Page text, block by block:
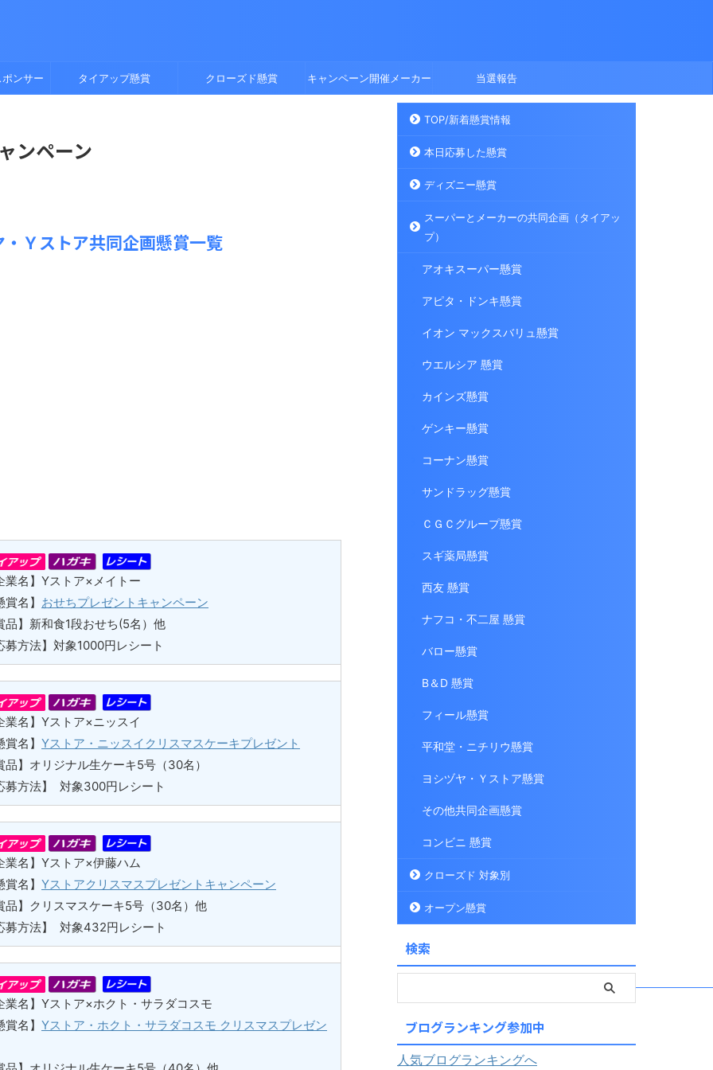
ンサー タイアップ懸賞 クローズド懸賞 キャンペーン開催メーカー 当選報告
ンペーン
Ｙストア共同企画懸賞一覧
業名】Yストア×メイトー
名】 おせちプレゼントキャンペーン
品】新和食1段おせち(5名）他
募方法】対象1000円レシート
業名】Yストア×ニッスイ
名】 Yストア・ニッスイクリスマスケーキプレゼント
品】オリジナル生ケーキ5号（30名）
募方法】 対象300円レシート
業名】Yストア×伊藤ハム
名】 Yストアクリスマスプレゼントキャンペーン
品】クリスマスケーキ5号（30名）他
募方法】 対象432円レシート
業名】Yストア×ホクト・サラダコスモ
名】 Yストア・ホクト・サラダコスモ クリスマスプレゼン
TOP/新着懸賞情報
本日応募した懸賞
ディズニー懸賞
スーパーとメーカーの共同企画（タイアッ
プ）
アオキスーパー懸賞
アピタ・ドンキ懸賞
イオン マックスバリュ懸賞
ウエルシア 懸賞
カインズ懸賞
ゲンキー懸賞
コーナン懸賞
サンドラッグ懸賞
ＣＧＣグループ懸賞
スギ薬局懸賞
西友 懸賞
ナフコ・不二屋 懸賞
バロー懸賞
B＆D 懸賞
フィール懸賞
平和堂・ニチリウ懸賞
ヨシヅヤ・Ｙストア懸賞
その他共同企画懸賞
コンビニ 懸賞
クローズド 対象別
オープン懸賞
検索
ブログランキング参加中
人気ブログランキングへ